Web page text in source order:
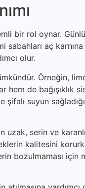
bir rol oynar.
sabahları aç
olur.
Örneğin,
hem de bağışıklık
suyun
uzak, serin ve
kalitesini
bozulmaması